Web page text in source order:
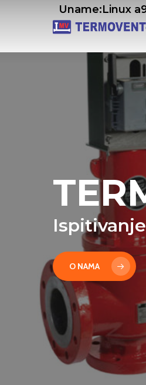
Uname:Linux
O NAMA